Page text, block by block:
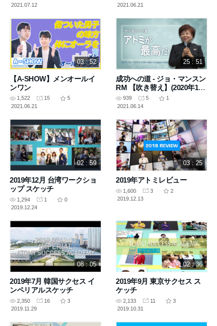
2021.07.12
2021.06.21
03 : 52
【A-SHOW】メンオールイ
ンワン
1,522 15
5
2021.06.21
25 : 51
成功への道 - ジョ・マンスン
RM 【吹き替え】(2020年1月
2日 講義)
939 5
1
2021.06.14
02 : 59
2019年12月 台湾ワークショ
ップ スケッチ
1,294 1
0
2019.12.24
03 : 25
2019年アトミレビュー
1,600 3
2
2019.12.13
08 : 05
2019年7月 韓国サクセス イ
ンペリアルスケッチ
2,350 16
3
2019.11.29
02 : 36
2019年9月 東京サクセス ス
ケッチ
2,133 11
3
2019.10.31